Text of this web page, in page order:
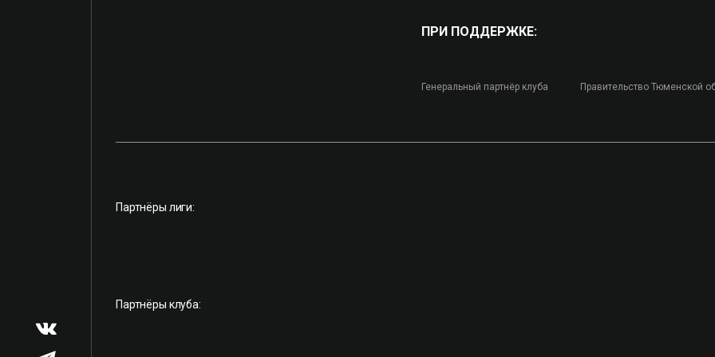
ПРИ ПОДДЕРЖКЕ:
Генеральный партнёр клуба Правительство Тюменской
Партнёры лиги:
Партнёры клуба: